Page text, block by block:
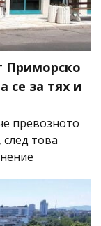
Приморско
се за тях и
превозното
това